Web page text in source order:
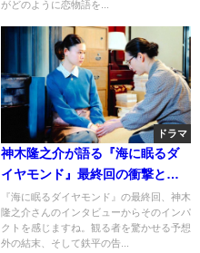
がどのように恋物語を...
ドラマ
神木隆之介が語る『海に眠るダ
イヤモンド』最終回の衝撃と感
動
『海に眠るダイヤモンド』の最終回、神木
隆之介さんのインタビューからそのインパ
クトを感じますね。観る者を驚かせる予想
外の結末、そして鉄平の告...